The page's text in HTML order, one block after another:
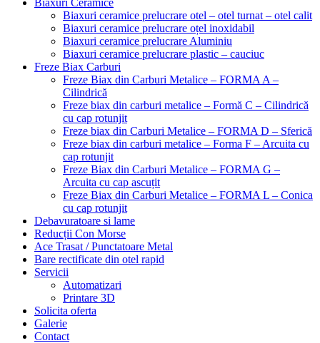
Biaxuri Ceramice
Biaxuri ceramice prelucrare otel – otel turnat – otel calit
Biaxuri ceramice prelucrare oțel inoxidabil
Biaxuri ceramice prelucrare Aluminiu
Biaxuri ceramice prelucrare plastic – cauciuc
Freze Biax Carburi
Freze Biax din Carburi Metalice – FORMA A –
Cilindrică
Freze biax din carburi metalice – Formă C – Cilindrică
cu cap rotunjit
Freze biax din Carburi Metalice – FORMA D – Sferică
Freze biax din carburi metalice – Forma F – Arcuita cu
cap rotunjit
Freze Biax din Carburi Metalice – FORMA G –
Arcuita cu cap ascuțit
Freze Biax din Carburi Metalice – FORMA L – Conica
cu cap rotunjit
Debavuratoare si lame
Reducții Con Morse
Ace Trasat / Punctatoare Metal
Bare rectificate din otel rapid
Servicii
Automatizari
Printare 3D
Solicita oferta
Galerie
Contact